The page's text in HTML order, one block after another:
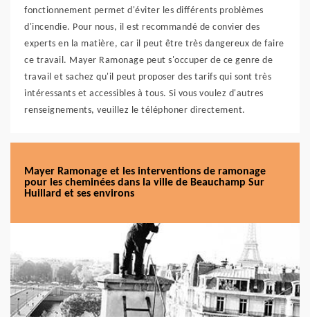
fonctionnement permet d'éviter les différents problèmes
d'incendie. Pour nous, il est recommandé de convier des
experts en la matière, car il peut être très dangereux de faire
ce travail. Mayer Ramonage peut s'occuper de ce genre de
travail et sachez qu'il peut proposer des tarifs qui sont très
intéressants et accessibles à tous. Si vous voulez d'autres
renseignements, veuillez le téléphoner directement.
Mayer Ramonage et les interventions de ramonage
pour les cheminées dans la ville de Beauchamp Sur
Huillard et ses environs